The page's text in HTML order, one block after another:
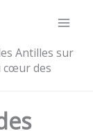
Antilles sur
cœur des